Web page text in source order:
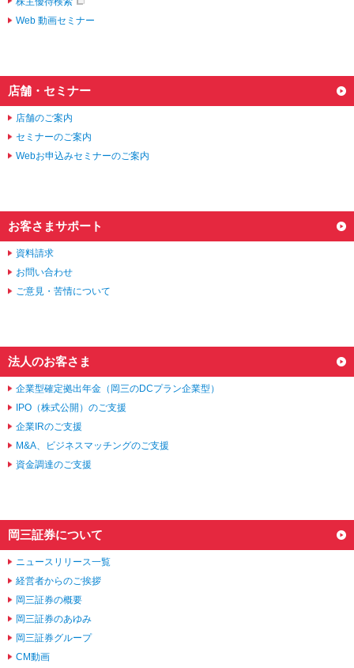
Web 動画セミナー
店舗・セミナー
店舗のご案内
セミナーのご案内
Webお申込みセミナーのご案内
お客さまサポート
資料請求
お問い合わせ
ご意見・苦情について
法人のお客さま
企業型確定拠出年金（岡三のDCプラン企業型）
IPO（株式公開）のご支援
企業IRのご支援
M&A、ビジネスマッチングのご支援
資金調達のご支援
岡三証券について
ニュースリリース一覧
経営者からのご挨拶
岡三証券の概要
岡三証券のあゆみ
岡三証券グループ
CM動画